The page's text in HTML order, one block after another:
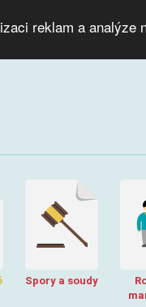
reklam a
Spory a soudy